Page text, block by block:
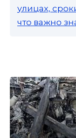
улицах,
что важно